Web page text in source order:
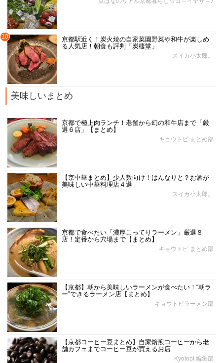
10
京都駅近く！炭火焼の自家菜園野菜や和牛が楽しめ
る人気店！朝食も評判「炭棲堂」
スイカ小太郎。
美味しいまとめ
京都で極上肉ランチ！老舗から幻の和牛店まで「厳
選６店」【まとめ】
キョウトピ まとめ部
【京中華まとめ】少人数向け！はんなりと？お酒が
美味しい中華料理店４選
スイカ小太郎。
京都で食べたい「濃厚こってりラーメン」厳選８
店！定番から穴場まで【まとめ】
キョウトピ まとめ部
【京都】朝から美味しいラーメンが食べたい！“朝ラ
ー”できるラーメン店【まとめ】
キョウトピラーメン部
【京都コーヒー豆まとめ】自家焙煎コーヒーから老
舗カフェまでコーヒー豆が買えるお店
Kyotopi 編集部